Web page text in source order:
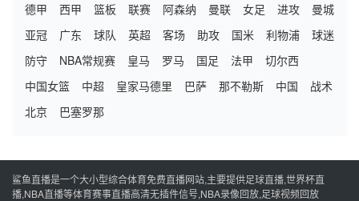
德甲
西甲 篮板 联赛 阿森纳 曼联 女足 进攻
曼城
亚冠
广东 球队 英超 客场 助攻 国米 利物浦
球迷
防守
NBA常规赛 皇马 罗马 国足 法甲
切尔西
中国女篮
中超 皇家马德里 巴萨 那不勒斯 中国
战术
北京
巴塞罗那
鲨鱼直播是一个大小型综合体育免费直播网站,主要提供足球直播,世界杯直
播,NBA直播等体育赛事直播高清无插件信号,NBA录像回放,足球视频回放